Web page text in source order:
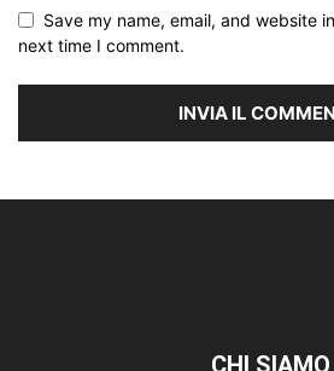
Save my name, email, and website
next time I comment.
CHI SIAMO